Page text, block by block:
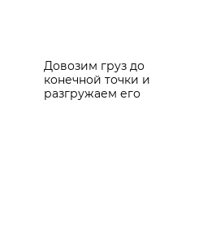
Довозим груз до
конечной точки и
разгружаем его